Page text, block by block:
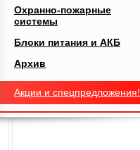
Охранно-пожарные
системы
Блоки питания и АКБ
Архив
Акции и спецпредложения!